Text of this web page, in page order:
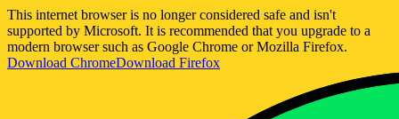
This internet browser is no longer considered safe and isn't
supported by Microsoft. It is recommended that you upgrade to a
modern browser such as Google Chrome or Mozilla Firefox.
Download ChromeDownload Firefox